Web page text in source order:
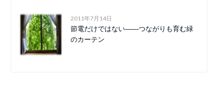
2011年7月14日
節電だけではない――つながりも育む緑
のカーテン